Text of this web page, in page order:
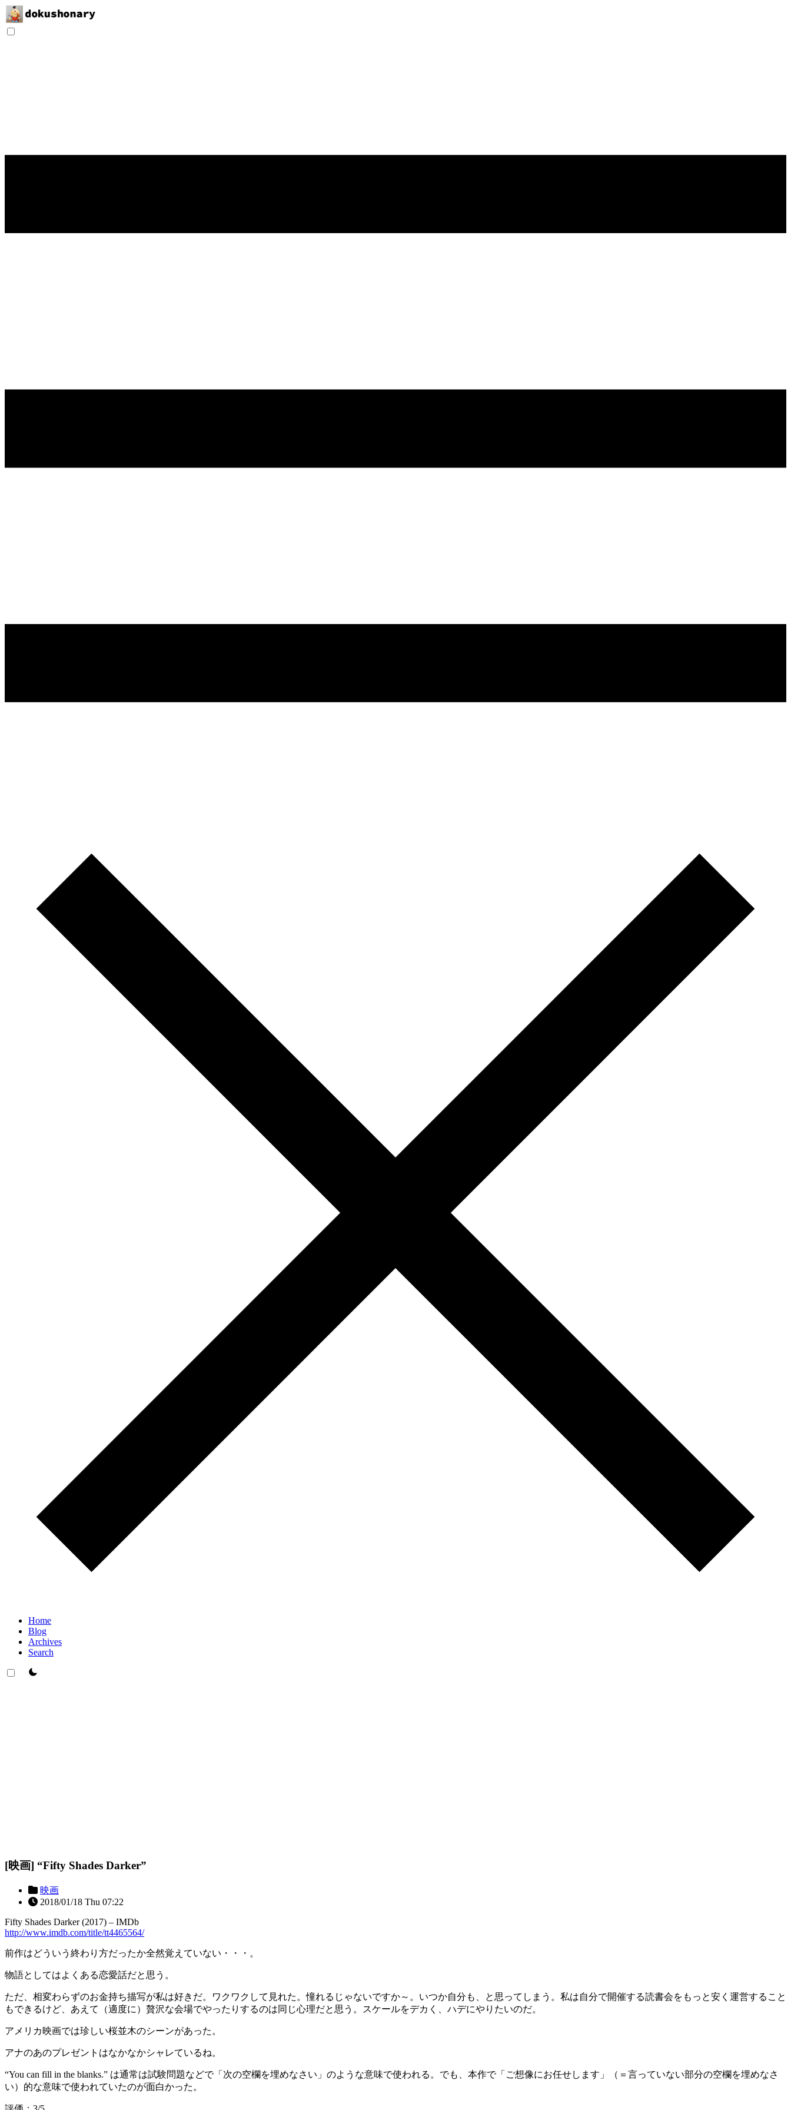
Home
Blog
Archives
Search
theme switcher
[映画] “Fifty Shades Darker”
映画
2018/01/18 Thu 07:22
Fifty Shades Darker (2017) – IMDb
http://www.imdb.com/title/tt4465564/
前作はどういう終わり方だったか全然覚えていない・・・。
物語としてはよくある恋愛話だと思う。
ただ、相変わらずのお金持ち描写が私は好きだ。ワクワクして見れた。憧れるじゃないですか～。いつか自分も、と思ってしまう。私は自分で開催する読書会をもっと安く運営すること
もできるけど、あえて（適度に）贅沢な会場でやったりするのは同じ心理だと思う。スケールをデカく、ハデにやりたいのだ。
アメリカ映画では珍しい桜並木のシーンがあった。
アナのあのプレゼントはなかなかシャレているね。
“You can fill in the blanks.” は通常は試験問題などで「次の空欄を埋めなさい」のような意味で使われる。でも、本作で「ご想像にお任せします」（＝言っていない部分の空欄を埋めなさ
い）的な意味で使われていたのが面白かった。